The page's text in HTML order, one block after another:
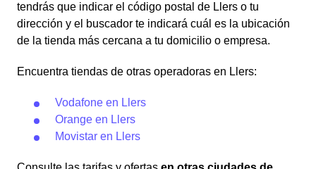
tendrás que indicar el código postal de Llers o tu
dirección y el buscador te indicará cuál es la ubicación
de la tienda más cercana a tu domicilio o empresa.
Encuentra tiendas de otras operadoras en Llers:
Vodafone en Llers
Orange en Llers
Movistar en Llers